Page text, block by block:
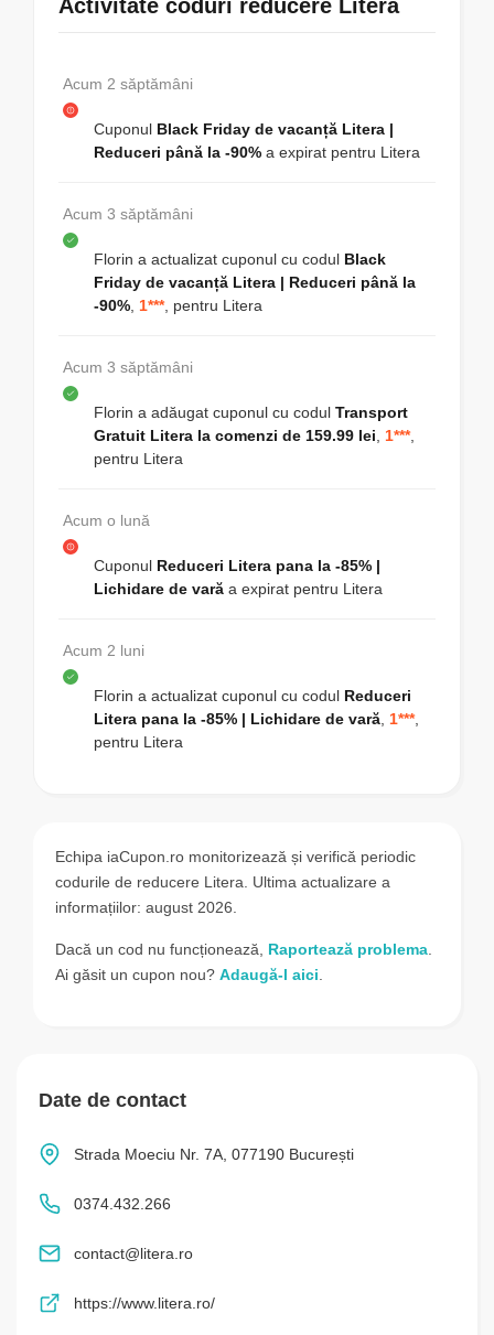
Activitate coduri reducere Litera
Acum 2 săptămâni
Cuponul Black Friday de vacanță Litera |
Reduceri până la -90% a expirat pentru Litera
Acum 3 săptămâni
Florin a actualizat cuponul cu codul Black
Friday de vacanță Litera | Reduceri până la
-90% 1***, pentru Litera
Acum 3 săptămâni
Florin a adăugat cuponul cu codul Transport
Gratuit Litera la comenzi de 159.99 lei
1***,
pentru Litera
Acum o lună
Cuponul Reduceri Litera pana la -85% |
Lichidare de vară a expirat pentru Litera
Acum 2 luni
Florin a actualizat cuponul cu codul Reduceri
Litera pana la -85% | Lichidare de vară 1***,
pentru Litera
Echipa iaCupon.ro monitorizează și verifică periodic
codurile de reducere Litera. Ultima actualizare a
informațiilor: august 2026.
Dacă un cod nu funcționează, Raportează problema
Ai găsit un cupon nou? Adaugă-l aici
Date de contact
Strada Moeciu Nr. 7A, 077190 București
0374.432.266
contact@litera.ro
https://www.litera.ro/